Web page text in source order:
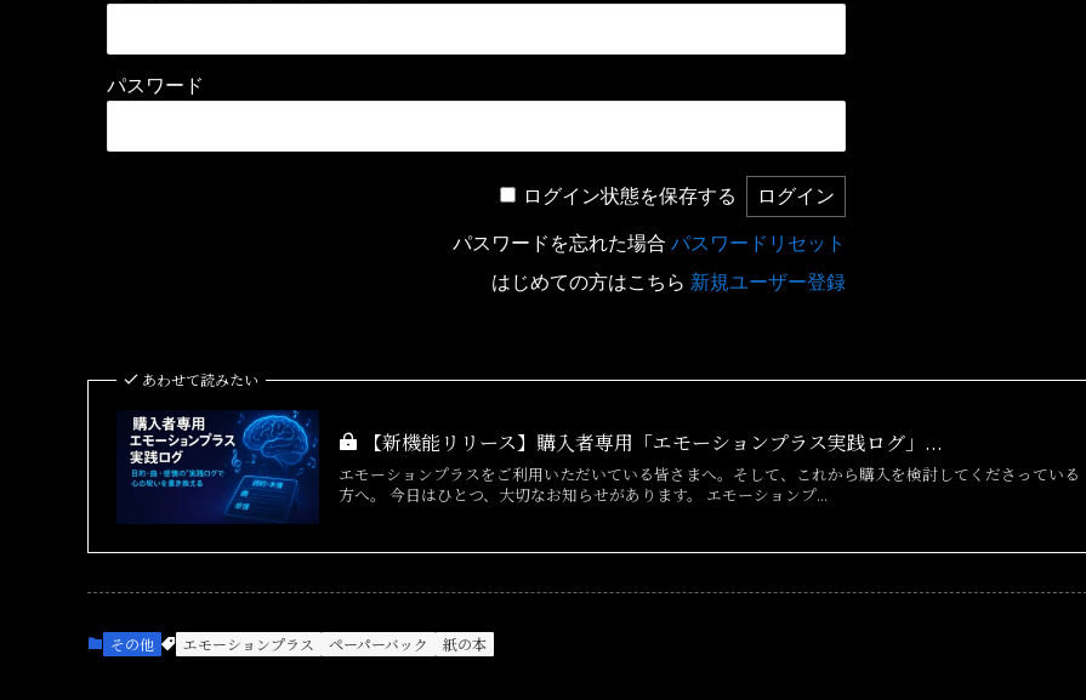
パスワード
ログイン状態を保存する
パスワードを忘れた場合 パスワードリセット
はじめての方はこちら 新規ユーザー登録
あわせて読みたい
【新機能リリース】購入者専用「エモーションプラス実践ログ」...
エモーションプラスをご利用いただいている皆さまへ。そして、これから購入を検討してくださっている
方へ。 今日はひとつ、大切なお知らせがあります。 エモーションプ...
その他 エモーションプラス ペーパーバック 紙の本